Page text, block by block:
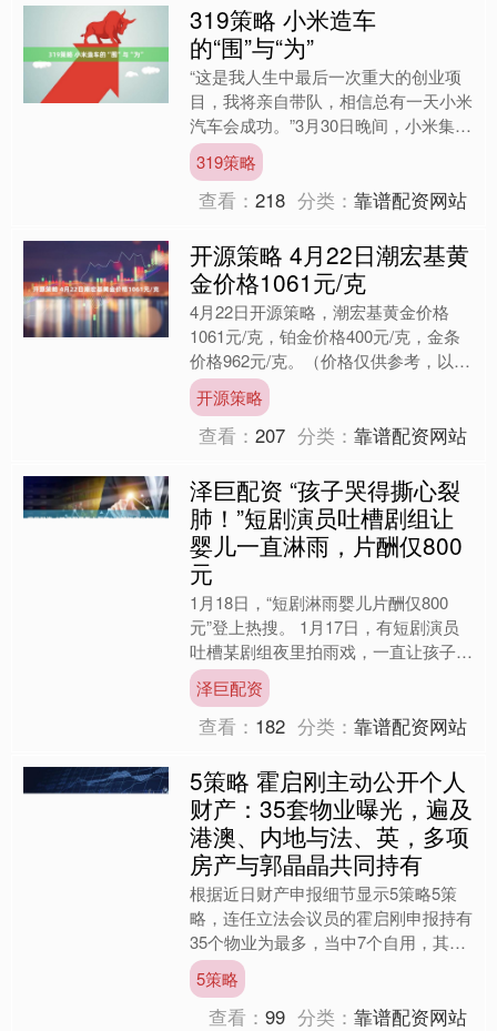
319策略 小米造车
的“围”与“为”
“这是我人生中最后一次重大的创业项
目，我将亲自带队，相信总有一天小米
汽车会成功。”3月30日晚间，小米集团
董事长雷军在发布会上动情地宣布，小
米正式进军智能电动汽....
319策略
查看：218 分类：靠谱配资网站
开源策略 4月22日潮宏基黄
金价格1061元/克
4月22日开源策略，潮宏基黄金价格
1061元/克，铂金价格400元/克，金条
价格962元/克。（价格仅供参考，以门
店实际为准）同日上海黄金交易所现货
黄金AU99....
开源策略
查看：207 分类：靠谱配资网站
泽巨配资 “孩子哭得撕心裂
肺！”短剧演员吐槽剧组让
婴儿一直淋雨，片酬仅800
元
1月18日，“短剧淋雨婴儿片酬仅800
元”登上热搜。 1月17日，有短剧演员
吐槽某剧组夜里拍雨戏，一直让孩子淋
洒水车制造的瓢泼大雨。 她透露因为
要拍近景，她和对....
泽巨配资
查看： 182 分类：靠谱配资网站
5策略 霍启刚主动公开个人
财产：35套物业曝光，遍及
港澳、内地与法、英，多项
房产与郭晶晶共同持有
根据近日财产申报细节显示5策略5策
略，连任立法会议员的霍启刚申报持有
35个物业为最多，当中7个自用，其余
28个出租；相关物业遍布香港、澳
门、内地，法国同英国，其....
5策略
查看：99 分类：靠谱配资网站